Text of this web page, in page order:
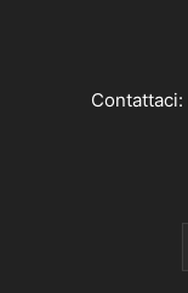
Contattaci: